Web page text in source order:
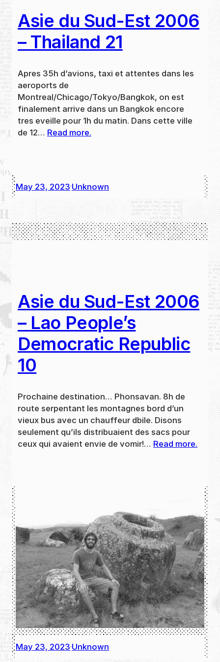
Asie du Sud-Est 2006
– Thailand 21
Apres 35h d’avions, taxi et attentes dans les
aeroports de
Montreal/Chicago/Tokyo/Bangkok, on est
finalement arrive dans un Bangkok encore
tres eveille pour 1h du matin. Dans cette ville
de 12… Read more.
May 23, 2023·Unknown
Asie du Sud-Est 2006
– Lao People’s
Democratic Republic
10
Prochaine destination… Phonsavan. 8h de
route serpentant les montagnes bord d’un
vieux bus avec un chauffeur dbile. Disons
seulement qu’ils distribuaient des sacs pour
ceux qui avaient envie de vomir!… Read more.
May 23, 2023·Unknown